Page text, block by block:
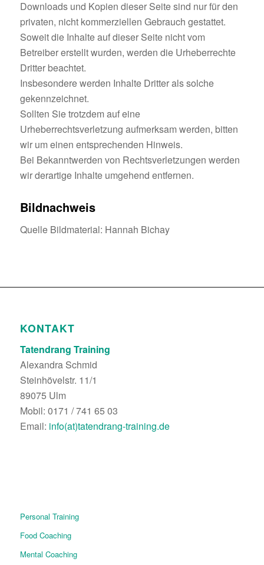
Downloads und Kopien dieser Seite sind nur für den
privaten, nicht kommerziellen Gebrauch gestattet.
Soweit die Inhalte auf dieser Seite nicht vom
Betreiber erstellt wurden, werden die Urheberrechte
Dritter beachtet.
Insbesondere werden Inhalte Dritter als solche
gekennzeichnet.
Sollten Sie trotzdem auf eine
Urheberrechtsverletzung aufmerksam werden, bitten
wir um einen entsprechenden Hinweis.
Bei Bekanntwerden von Rechtsverletzungen werden
wir derartige Inhalte umgehend entfernen.
Bildnachweis
Quelle Bildmaterial: Hannah Bichay
KONTAKT
Tatendrang Training
Alexandra Schmid
Steinhövelstr. 11/1
89075 Ulm
Mobil: 0171 / 741 65 03
Email: info(at)tatendrang-training.de
Personal Training
Food Coaching
Mental Coaching